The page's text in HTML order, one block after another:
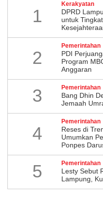
1
Kerakyatan
DPRD
untuk
2
Pemerintahan
PDI
Program
Anggaran
3 Pemerintahan
Bang Dhin
Jemaah
4
Pemerintahan
​Reses di
Umumkan
Ponpes
5 Pemerintahan
Lesty Sebut
Lampung,